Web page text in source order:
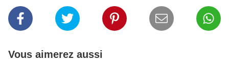
Vous aimerez aussi